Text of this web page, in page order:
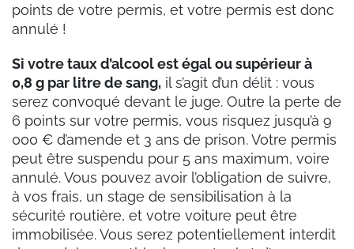
points de votre permis, et votre permis est donc
annulé !
Si votre taux d’alcool est égal ou supérieur à
0,8 g par litre de sang, il s’agit d’un délit : vous
serez convoqué devant le juge. Outre la perte de
6 points sur votre permis, vous risquez jusqu’à 9
000 € d’amende et 3 ans de prison. Votre permis
peut être suspendu pour 5 ans maximum, voire
annulé. Vous pouvez avoir l’obligation de suivre,
à vos frais, un stage de sensibilisation à la
sécurité routière, et votre voiture peut être
immobilisée. Vous serez potentiellement interdit